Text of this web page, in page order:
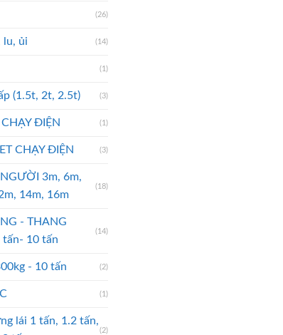
(26)
lu, ủi (14)
(1)
(1.5t, 2t, 2.5t) (3)
ĐIỆN (1)
CHẠY ĐIỆN (3)
3m, 6m,
14m, 16m
(18)
- THANG
tấn- 10 tấn
(14)
- 10 tấn (2)
(1)
lái 1 tấn, 1.2 tấn,
(2)